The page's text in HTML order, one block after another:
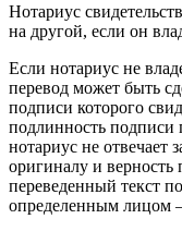
Нотариус
на другой, если он
Если нотариус не
перевод может быть
подписи которого
подлинность подписи
нотариус не отвечает
оригиналу и верность
переведенный текст
определенным лицом